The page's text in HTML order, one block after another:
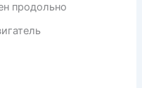
продольно